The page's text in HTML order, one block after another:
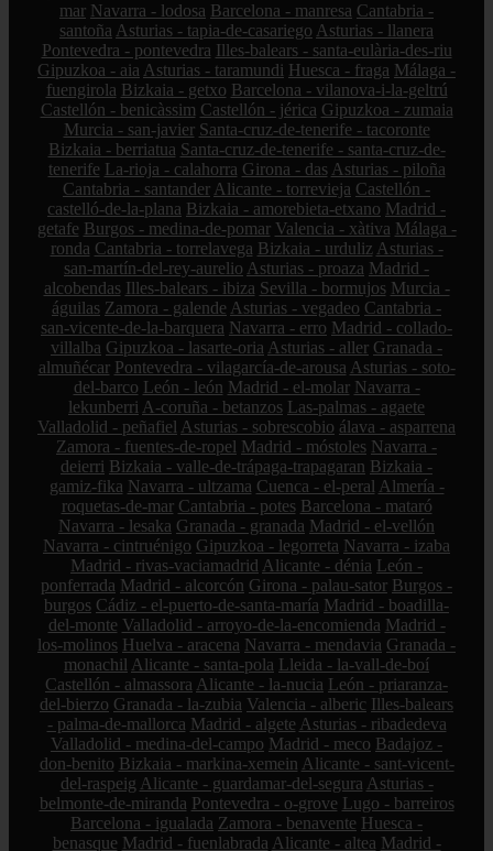
mar Navarra - lodosa Barcelona - manresa Cantabria -
santoña Asturias - tapia-de-casariego Asturias - llanera
Pontevedra - pontevedra Illes-balears - santa-eulària-des-riu
Gipuzkoa - aia Asturias - taramundi Huesca - fraga Málaga -
fuengirola Bizkaia - getxo Barcelona - vilanova-i-la-geltrú
Castellón - benicàssim Castellón - jérica Gipuzkoa - zumaia
Murcia - san-javier Santa-cruz-de-tenerife - tacoronte
Bizkaia - berriatua Santa-cruz-de-tenerife - santa-cruz-de-
tenerife La-rioja - calahorra Girona - das Asturias - piloña
Cantabria - santander Alicante - torrevieja Castellón -
castelló-de-la-plana Bizkaia - amorebieta-etxano Madrid -
getafe Burgos - medina-de-pomar Valencia - xàtiva Málaga -
ronda Cantabria - torrelavega Bizkaia - urduliz Asturias -
san-martín-del-rey-aurelio Asturias - proaza Madrid -
alcobendas Illes-balears - ibiza Sevilla - bormujos Murcia -
águilas Zamora - galende Asturias - vegadeo Cantabria -
san-vicente-de-la-barquera Navarra - erro Madrid - collado-
villalba Gipuzkoa - lasarte-oria Asturias - aller Granada -
almuñécar Pontevedra - vilagarcía-de-arousa Asturias - soto-
del-barco León - león Madrid - el-molar Navarra -
lekunberri A-coruña - betanzos Las-palmas - agaete
Valladolid - peñafiel Asturias - sobrescobio álava - asparrena
Zamora - fuentes-de-ropel Madrid - móstoles Navarra -
deierri Bizkaia - valle-de-trápaga-trapagaran Bizkaia -
gamiz-fika Navarra - ultzama Cuenca - el-peral Almería -
roquetas-de-mar Cantabria - potes Barcelona - mataró
Navarra - lesaka Granada - granada Madrid - el-vellón
Navarra - cintruénigo Gipuzkoa - legorreta Navarra - izaba
Madrid - rivas-vaciamadrid Alicante - dénia León -
ponferrada Madrid - alcorcón Girona - palau-sator Burgos -
burgos Cádiz - el-puerto-de-santa-maría Madrid - boadilla-
del-monte Valladolid - arroyo-de-la-encomienda Madrid -
los-molinos Huelva - aracena Navarra - mendavia Granada -
monachil Alicante - santa-pola Lleida - la-vall-de-boí
Castellón - almassora Alicante - la-nucia León - priaranza-
del-bierzo Granada - la-zubia Valencia - alberic Illes-balears
- palma-de-mallorca Madrid - algete Asturias - ribadedeva
Valladolid - medina-del-campo Madrid - meco Badajoz -
don-benito Bizkaia - markina-xemein Alicante - sant-vicent-
del-raspeig Alicante - guardamar-del-segura Asturias -
belmonte-de-miranda Pontevedra - o-grove Lugo - barreiros
Barcelona - igualada Zamora - benavente Huesca -
benasque Madrid - fuenlabrada Alicante - altea Madrid -